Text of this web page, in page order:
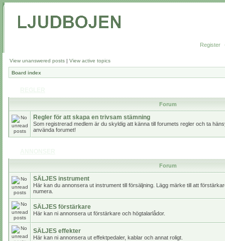
Register
View unanswered posts | View active topics
Board index
Forum
Regler för att skapa en trivsam stämning
Som registrerad medlem är du skyldig att känna till forumets regler och ta
använda forumet!
Forum
SÄLJES instrument
Här kan du annonsera ut instrument till försäljning. Lägg märke till att
numera.
SÄLJES förstärkare
Här kan ni annonsera ut förstärkare och högtalarlådor.
SÄLJES effekter
Här kan ni annonsera ut effektpedaler, kablar och annat roligt.